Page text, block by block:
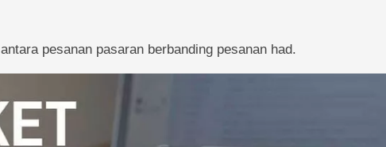
pesanan pasaran berbanding pesanan had.